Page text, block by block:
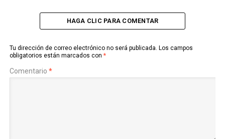
HAGA CLIC PARA COMENTAR
Tu dirección de correo electrónico no será publicada. Los campos
obligatorios están marcados con *
Comentario *